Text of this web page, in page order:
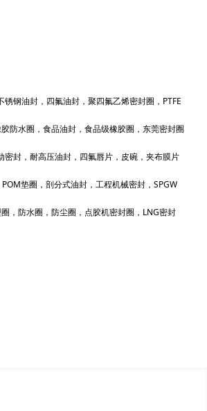
钢油封，四氟油封，聚四氟乙烯密封圈，PTFE
防水圈，食品油封，食品级橡胶圈，东莞密封圈
封，耐高压油封，四氟唇片，皮碗，夹布膜片
垫圈，剖分式油封，工程机械密封，SPGW
，防水圈，防尘圈，点胶机密封圈，LNG密封